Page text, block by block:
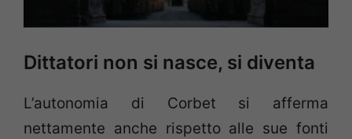
Dittatori non si nasce, si diventa
L’autonomia di Corbet si afferma
nettamente anche rispetto alle sue fonti